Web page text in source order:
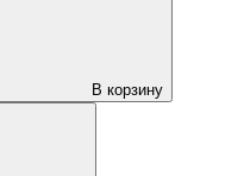
В корзину